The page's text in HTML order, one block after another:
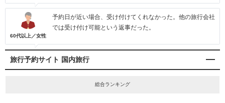
60代以上／女性
予約日が近い場合、受け付けてくれなかった。他の旅行会社
では受け付け可能という返事だった。
旅行予約サイト 国内旅行
総合ランキング